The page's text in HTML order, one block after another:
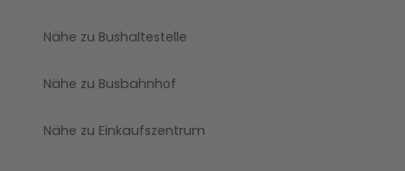
Nähe zu Bushaltestelle
Nähe zu Busbahnhof
Nähe zu Einkaufszentrum